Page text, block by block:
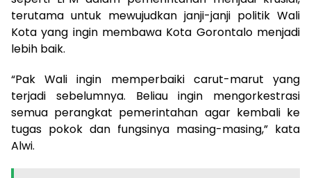
terutama untuk mewujudkan janji-janji politik Wali
Kota yang ingin membawa Kota Gorontalo menjadi
lebih baik.
“Pak Wali ingin memperbaiki carut-marut yang
terjadi sebelumnya. Beliau ingin mengorkestrasi
semua perangkat pemerintahan agar kembali ke
tugas pokok dan fungsinya masing-masing,” kata
Alwi.